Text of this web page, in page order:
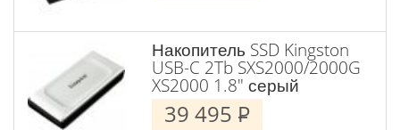
Накопитель SSD Kingston
USB-C 2Tb SXS2000/2000G
XS2000 1.8" серый
39 495 P